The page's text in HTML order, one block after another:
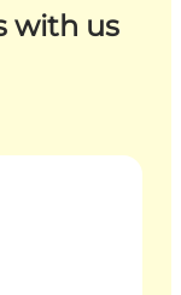
with us